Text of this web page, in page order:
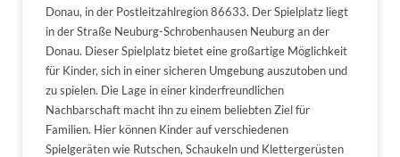
Donau, in der Postleitzahlregion 86633. Der Spielplatz liegt
in der Straße Neuburg-Schrobenhausen Neuburg an der
Donau. Dieser Spielplatz bietet eine großartige Möglichkeit
für Kinder, sich in einer sicheren Umgebung auszutoben und
zu spielen. Die Lage in einer kinderfreundlichen
Nachbarschaft macht ihn zu einem beliebten Ziel für
Familien. Hier können Kinder auf verschiedenen
Spielgeräten wie Rutschen, Schaukeln und Klettergerüsten